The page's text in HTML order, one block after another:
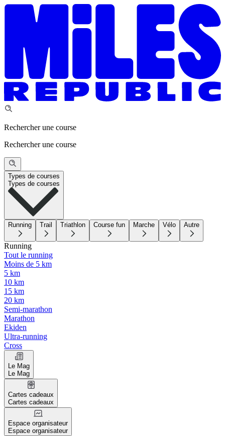
Rechercher une course
Rechercher une course
Types de courses
Types de courses
Running Trail Triathlon Course fun Marche Vélo Autre
Running
Tout le running
Moins de 5 km
5 km
10 km
15 km
20 km
Semi-marathon
Marathon
Ekiden
Ultra-running
Cross
Le Mag
Le Mag
Cartes cadeaux
Cartes cadeaux
Espace organisateur
Espace organisateur